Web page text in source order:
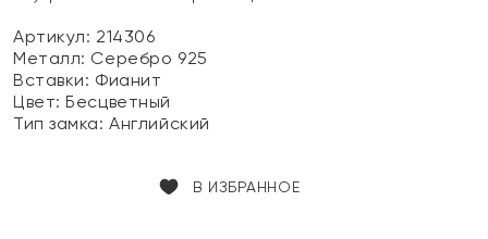
Артикул: 214306
Металл: Серебро 925
Вставки: Фианит
Цвет:Бесцветный
Тип замка:Английский
В ИЗБРАННОЕ